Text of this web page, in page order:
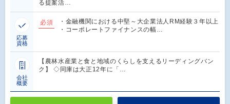
る提案活…
応募
資格
必須
・金融機関における中堅～大企業法人RM経験３年以上
・コーポレートファイナンスの幅…
会社
概要
【農林水産業と食と地域のくらしを支えるリーディングバン
ク】 ◇同庫は大正12年に「…